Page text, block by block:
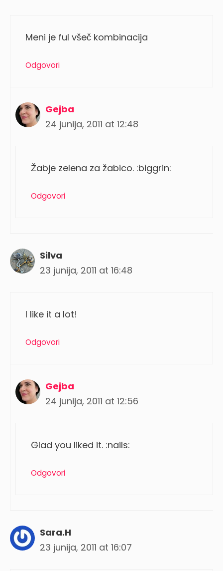
Meni je ful všeč kombinacija
Odgovori
Gejba
24 junija, 2011 at 12:48
Žabje zelena za žabico. :biggrin:
Odgovori
Silva
23 junija, 2011 at 16:48
I like it a lot!
Odgovori
Gejba
24 junija, 2011 at 12:56
Glad you liked it. :nails:
Odgovori
Sara.H
23 junija, 2011 at 16:07